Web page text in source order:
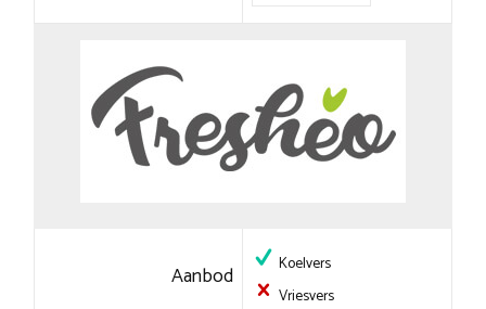
Aanbod
Koelvers
Vriesvers